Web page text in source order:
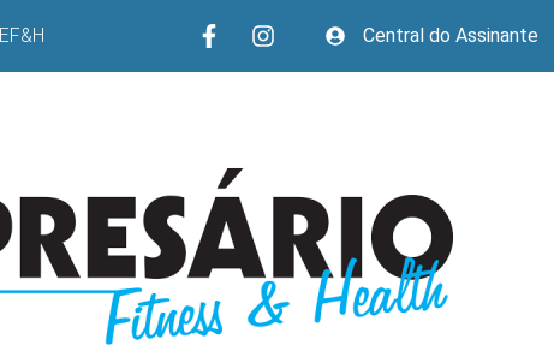
Central do Assinante